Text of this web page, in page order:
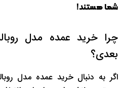
شما هستند!
چرا خرید عمده مدل
بعدی؟
اگر به دنبال خرید عمده مدل